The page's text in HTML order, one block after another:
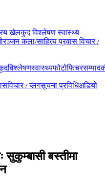
खेलकुदविश्लेषणस्वास्थ्य
कला/साहित्यप्रवासविचार /
विश्लेषणस्वास्थ्यफोटोफिचर
विचार / ब्लगसूचना प्रविधिअडियो
सुकुम्बासी बस्तीमा